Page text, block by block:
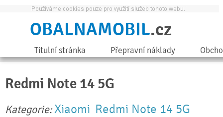
OBALNAMOBIL.cz
Titulní stránka Přepravní náklady
Redmi Note 14 5G
Kategorie:Xiaomi Redmi Note 14 5G